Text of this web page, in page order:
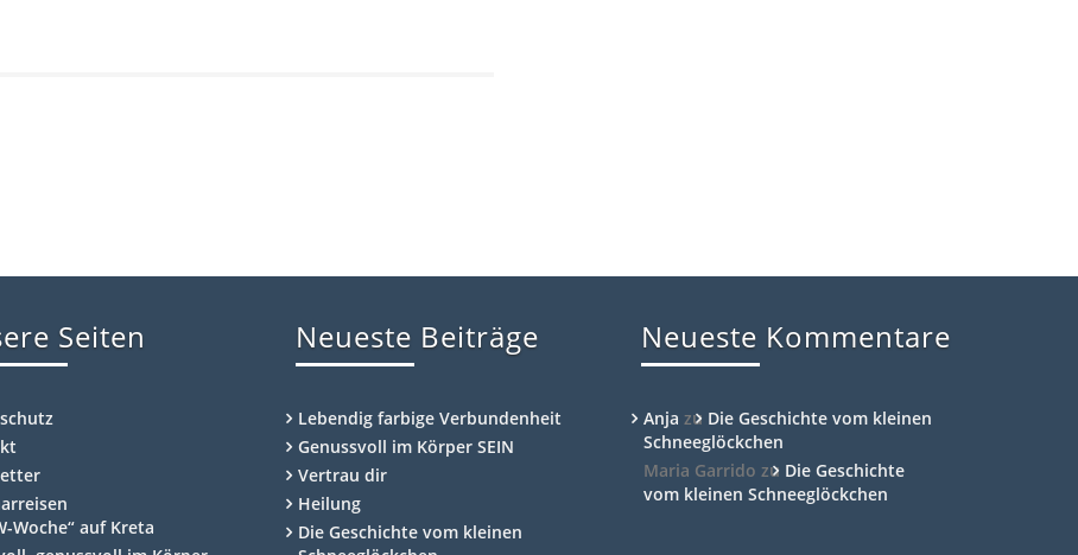
Seiten
Woche“ auf Kreta
Neueste Beiträge
Lebendig farbige Verbundenheit
Genussvoll im Körper SEIN
Vertrau dir
Heilung
Die Geschichte vom kleinen
Neueste Kommentare
Anja zu Die Geschichte vom kleinen
Schneeglöckchen
Maria Garrido zu Die Geschichte
vom kleinen Schneeglöckchen